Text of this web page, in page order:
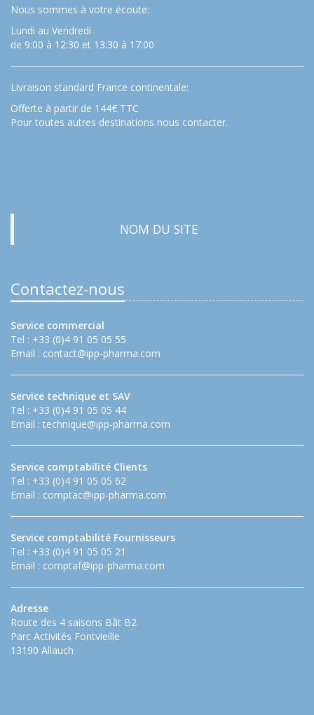
Nous sommes à votre écoute:
Lundi au Vendredi
de 9:00 à 12:30 et 13:30 à 17:00
Livraison standard France continentale:
Offerte à partir de 144€ TTC
Pour toutes autres destinations nous contacter.
…
NOM DU SITE
Contactez-nous
Service commercial
Tel : +33 (0)4 91 05 05 55
Email : contact@ipp-pharma.com
Service technique et SAV
Tel : +33 (0)4 91 05 05 44
Email : technique@ipp-pharma.com
Service comptabilité Clients
Tel : +33 (0)4 91 05 05 62
Email : comptac@ipp-pharma.com
Service comptabilité Fournisseurs
Tel : +33 (0)4 91 05 05 21
Email : comptaf@ipp-pharma.com
Adresse
Route des 4 saisons Bât B2
Parc Activités Fontvieille
13190 Allauch